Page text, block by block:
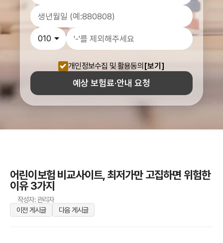
개인정보수집 및 활용동의 [보기]
예상 보험료·안내 요청
어린이보험 비교사이트, 최저가만 고집하면 위험한
이유 3가지
작성자: 관리자
이전 게시글
다음 게시글